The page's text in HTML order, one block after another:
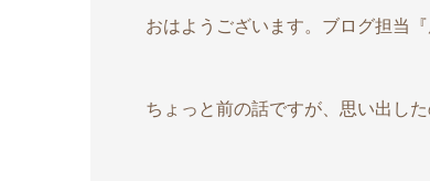
おはようございます。ブログ担当『
ちょっと前の話ですが、思い出し